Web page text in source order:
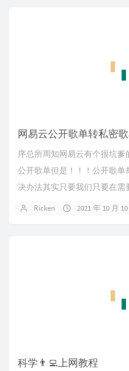
网易云公开歌单转私密
序总所周知网易云有个很坑
公开歌单但是！！！公开歌
决办法其实只要我们只要在需
Ricken 2021 年 10 月
科学👨‍💻上网教程